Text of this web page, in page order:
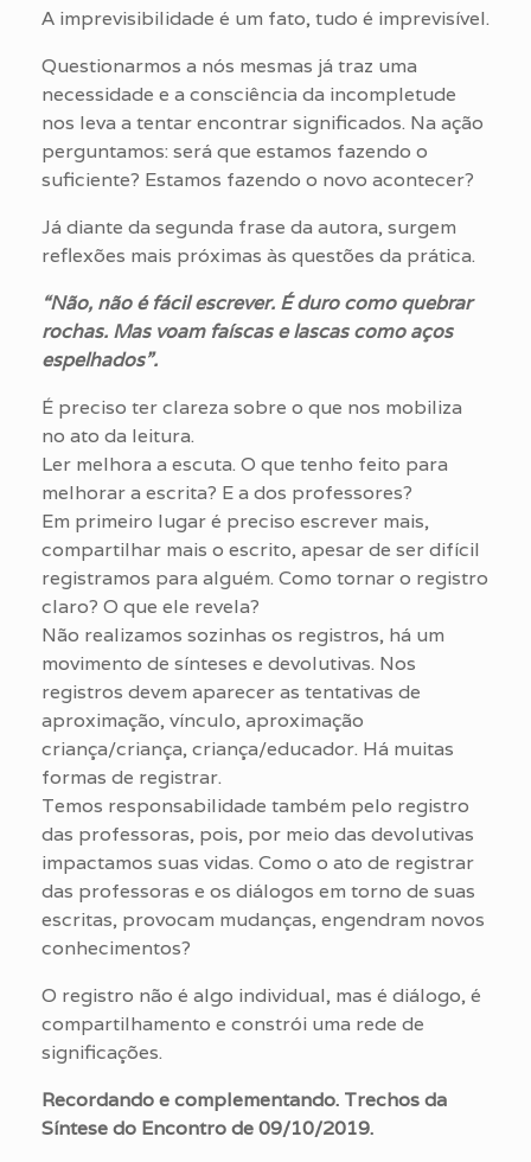
A imprevisibilidade é um fato, tudo é imprevisível.
Questionarmos a nós mesmas já traz uma
necessidade e a consciência da incompletude
nos leva a tentar encontrar significados. Na ação
perguntamos: será que estamos fazendo o
suficiente? Estamos fazendo o novo acontecer?
Já diante da segunda frase da autora, surgem
reflexões mais próximas às questões da prática.
“Não, não é fácil escrever. É duro como quebrar
rochas. Mas voam faíscas e lascas como aços
espelhados”.
É preciso ter clareza sobre o que nos mobiliza
no ato da leitura.
Ler melhora a escuta. O que tenho feito para
melhorar a escrita? E a dos professores?
Em primeiro lugar é preciso escrever mais,
compartilhar mais o escrito, apesar de ser difícil
registramos para alguém. Como tornar o registro
claro? O que ele revela?
Não realizamos sozinhas os registros, há um
movimento de sínteses e devolutivas. Nos
registros devem aparecer as tentativas de
aproximação, vínculo, aproximação
criança/criança, criança/educador. Há muitas
formas de registrar.
Temos responsabilidade também pelo registro
das professoras, pois, por meio das devolutivas
impactamos suas vidas. Como o ato de registrar
das professoras e os diálogos em torno de suas
escritas, provocam mudanças, engendram novos
conhecimentos?
O registro não é algo individual, mas é diálogo, é
compartilhamento e constrói uma rede de
significações.
Recordando e complementando. Trechos da
Síntese do Encontro de 09/10/2019.